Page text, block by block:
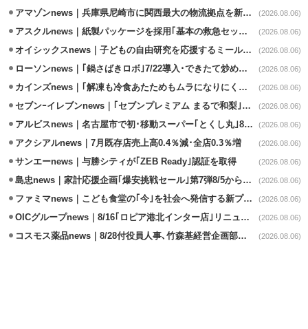
アマゾンnews｜兵庫県尼崎市に関西最大の物流拠点を新設・市内2拠点目 (2026.08.06)
アスクルnews｜紙製パッケージを採用｢基本の救急セット｣8/5発売 (2026.08.06)
オイシックスnews｜子どもの自由研究を応援するミールキット8/6発売 (2026.08.06)
ローソンnews｜｢鍋さばきロボ｣7/22導入･できたて炒めメニューを提供 (2026.08.06)
カインズnews｜｢解凍も冷食あたためもムラになりにくいフラットレンジ｣発売 (2026.08.06)
セブンｰイレブンnews｜｢セブンプレミアム まるで和梨｣8/11から順次発売 (2026.08.06)
アルビスnews｜名古屋市で初･移動スーパー｢とくし丸｣8/4運行開始 (2026.08.06)
アクシアルnews｜7月既存店売上高0.4％減･全店0.3％増 (2026.08.06)
サンエーnews｜与勝シティが｢ZEB Ready｣認証を取得 (2026.08.06)
島忠news｜家計応援企画｢爆安挑戦セール｣第7弾8/5から開催 (2026.08.06)
ファミマnews｜こども食堂の｢今｣を社会へ発信する新プロジェクト始動 (2026.08.06)
OICグループnews｜8/16｢ロピア港北インター店｣リニューアル/食品売場拡大 (2026.08.06)
コスモス薬品news｜8/28付役員人事､竹森基経営企画部長が取締役昇格 (2026.08.06)